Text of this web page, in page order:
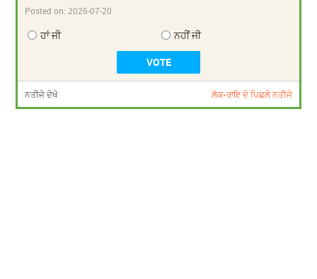
Posted on:2026-07-20
ਹਾਂ ਜੀ ਨਹੀਂ ਜੀ
ਨਤੀਜੇ ਦੇਖੋ ਲੋਕ-ਰਾਇ ਦੇ ਪਿਛਲੇ ਨਤੀਜੇ